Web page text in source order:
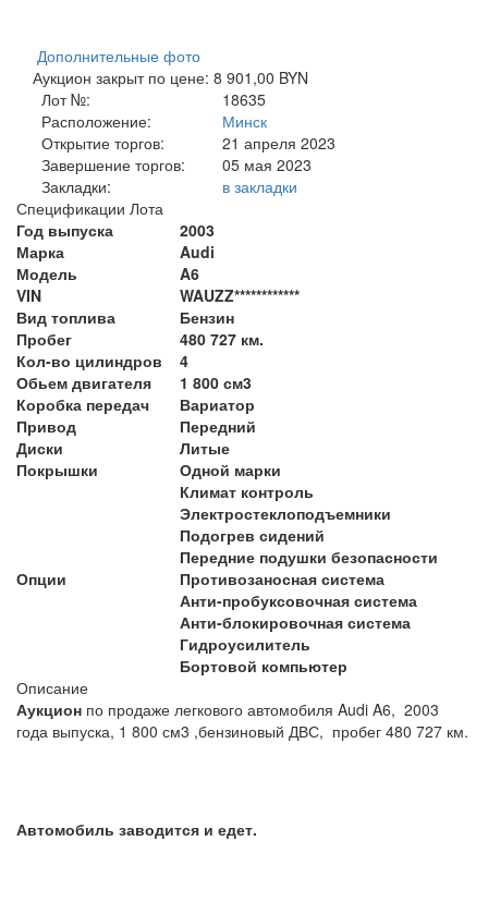
Дополнительные фото
Аукцион закрыт по цене: 8 901,00 BYN
Лот №:
18635
Расположение:
Минск
Открытие торгов:
21 апреля 2023
Завершение торгов:
05 мая 2023
Закладки:
в закладки
Спецификации Лота
Год выпуска
2003
Марка
Audi
Модель
A6
VIN
WAUZZ************
Вид топлива
Бензин
Пробег
480 727 км.
Кол-во цилиндров
4
Обьем двигателя
1 800 см3
Коробка передач
Вариатор
Привод
Передний
Диски
Литые
Покрышки
Одной марки
Опции
Климат контроль
Электростеклоподъемники
Подогрев сидений
Передние подушки безопасности
Противозаносная система
Анти-пробуксовочная система
Анти-блокировочная система
Гидроусилитель
Бортовой компьютер
Описание
Аукцион по продаже легкового автомобиля Audi A6, 2003
года выпуска, 1 800 см3 ,бензиновый ДВС, пробег 480 727 км.
Автомобиль заводится и едет.